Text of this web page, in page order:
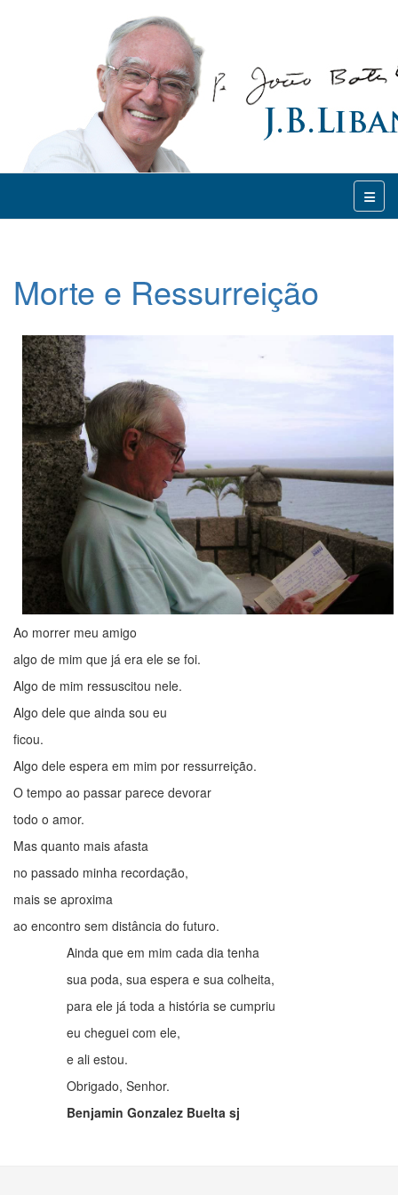
Morte e Ressurreição
Ao morrer meu amigo
algo de mim que já era ele se foi.
Algo de mim ressuscitou nele.
Algo dele que ainda sou eu
ficou.
Algo dele espera em mim por ressurreição.
O tempo ao passar parece devorar
todo o amor.
Mas quanto mais afasta
no passado minha recordação,
mais se aproxima
ao encontro sem distância do futuro.
Ainda que em mim cada dia tenha
sua poda, sua espera e sua colheita,
para ele já toda a história se cumpriu
eu cheguei com ele,
e ali estou.
Obrigado, Senhor.
Benjamin Gonzalez Buelta sj